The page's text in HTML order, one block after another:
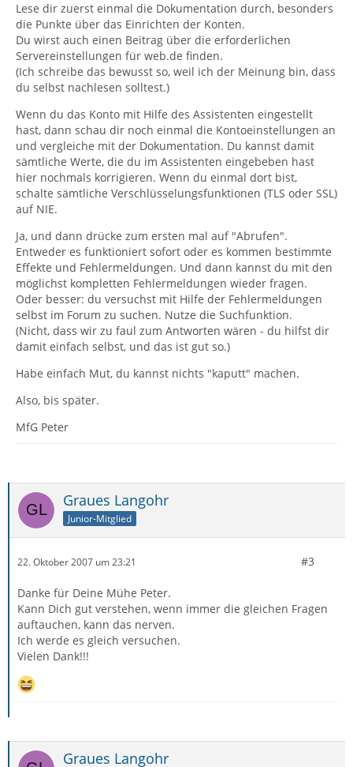
Lese dir zuerst einmal die Dokumentation durch, besonders
die Punkte über das Einrichten der Konten.
Du wirst auch einen Beitrag über die erforderlichen
Servereinstellungen für web.de finden.
(Ich schreibe das bewusst so, weil ich der Meinung bin, dass
du selbst nachlesen solltest.)
Wenn du das Konto mit Hilfe des Assistenten eingestellt
hast, dann schau dir noch einmal die Kontoeinstellungen an
und vergleiche mit der Dokumentation. Du kannst damit
sämtliche Werte, die du im Assistenten eingebeben hast
hier nochmals korrigieren. Wenn du einmal dort bist,
schalte sämtliche Verschlüsselungsfunktionen (TLS oder SSL)
auf NIE.
Ja, und dann drücke zum ersten mal auf "Abrufen".
Entweder es funktioniert sofort oder es kommen bestimmte
Effekte und Fehlermeldungen. Und dann kannst du mit den
möglichst kompletten Fehlermeldungen wieder fragen.
Oder besser: du versuchst mit Hilfe der Fehlermeldungen
selbst im Forum zu suchen. Nutze die Suchfunktion.
(Nicht, dass wir zu faul zum Antworten wären - du hilfst dir
damit einfach selbst, und das ist gut so.)
Habe einfach Mut, du kannst nichts "kaputt" machen.
Also, bis später.
MfG Peter
Graues Langohr
Junior-Mitglied
22. Oktober 2007 um 23:21 #3
Danke für Deine Mühe Peter.
Kann Dich gut verstehen, wenn immer die gleichen Fragen
auftauchen, kann das nerven.
Ich werde es gleich versuchen.
Vielen Dank!!!
Graues Langohr